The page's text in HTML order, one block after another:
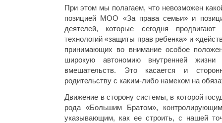
При этом мы полагаем, что невозможен
позицией МОО «За права семьи» и
деятелей, которые сегодня
технологий «защиты прав ребенка» и
принимающих во внимание особое
широкую автономию внутренней
вмешательств. Это касается и
родительству с каким-либо намеком на
Движение в сторону системы, в которой
рода «Большим Братом»,
указывающим, как ее строить, с нашей